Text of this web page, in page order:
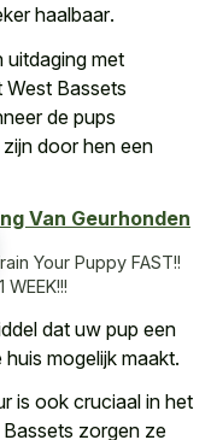
haalbaar.
uitdaging met
West Bassets
de pups
door hen een
Van Geurhonden
Your Puppy FAST!!
dat uw pup een
mogelijk maakt.
is ook cruciaal in het
zorgen ze